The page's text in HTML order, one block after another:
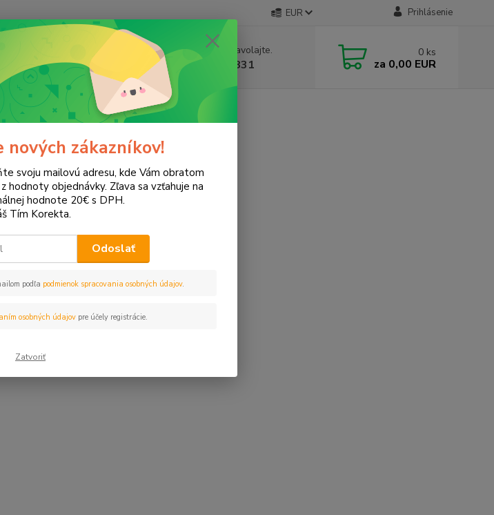
EUR Prihlásenie
Neviete si rady? Zavolajte.
+421 905 615 831
0 ks
za 0,00 EUR
Konica Minolta Page Pro 1350
tovar.
nových zákazníkov!
svoju mailovú adresu, kde Vám obratom
hodnoty objednávky. Zľava sa vzťahuje na
hodnote 20€ s DPH.
Tím Korekta.
Odoslať
podľa podmienok spracovania osobných údajov.
osobných údajovpre účely registrácie.
Zatvoriť